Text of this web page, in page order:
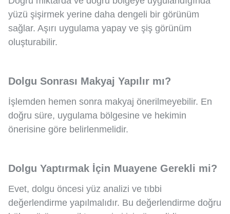
yüzü şişirmek yerine daha dengeli bir görünüm
sağlar. Aşırı uygulama yapay ve şiş görünüm
oluşturabilir.
Dolgu Sonrası Makyaj Yapılır mı?
İşlemden hemen sonra makyaj önerilmeyebilir. En
doğru süre, uygulama bölgesine ve hekimin
önerisine göre belirlenmelidir.
Dolgu Yaptırmak İçin Muayene Gerekli mi?
Evet, dolgu öncesi yüz analizi ve tıbbi
değerlendirme yapılmalıdır. Bu değerlendirme doğru